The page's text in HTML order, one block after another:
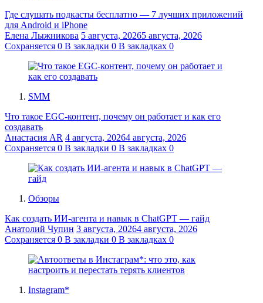
Где слушать подкасты бесплатно — 7 лучших приложений
для Android и iPhone
Елена Лыжникова 5 августа, 20265 августа, 2026
Сохраняется 0 В закладки 0 В закладках 0
SMM
Что такое EGC-контент, почему он работает и как его
создавать
Анастасия AR 4 августа, 20264 августа, 2026
Сохраняется 0 В закладки 0 В закладках 0
Обзоры
Как создать ИИ-агента и навык в ChatGPT — гайд
Анатолий Чупин 3 августа, 20264 августа, 2026
Сохраняется 0 В закладки 0 В закладках 0
Instagram*